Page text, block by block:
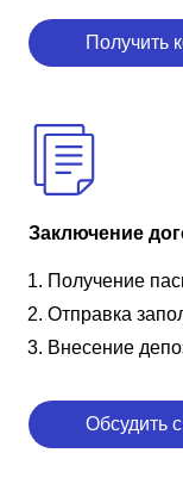
Получить
Заключение
Получение
Отправка
Внесение
Обсудить